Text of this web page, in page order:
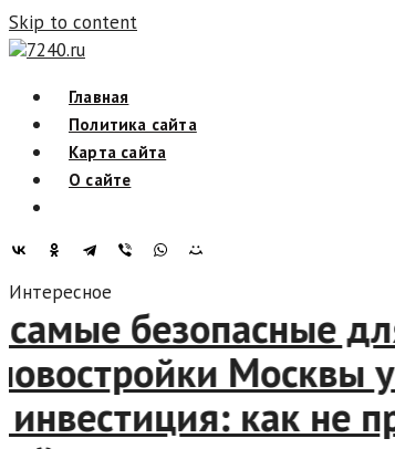
Skip to content
7240.ru
Главная
Политика сайта
Карта сайта
О сайте
Интересное
безопасные для
Москвы
как не